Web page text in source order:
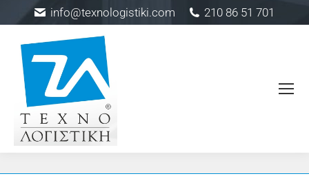
info@texnologistiki.com 210 86 51 701